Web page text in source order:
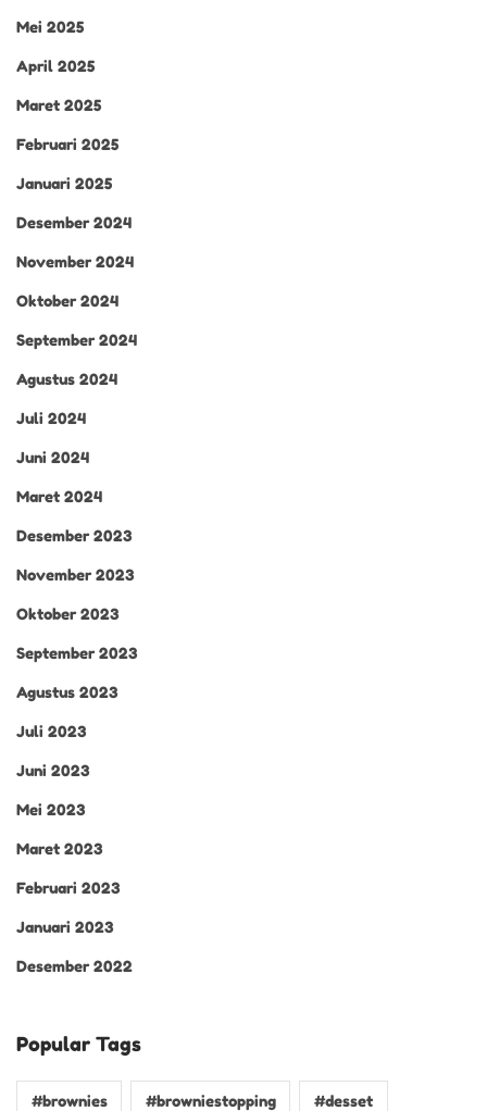
Mei 2025
April 2025
Maret 2025
Februari 2025
Januari 2025
Desember 2024
November 2024
Oktober 2024
September 2024
Agustus 2024
Juli 2024
Juni 2024
Maret 2024
Desember 2023
November 2023
Oktober 2023
September 2023
Agustus 2023
Juli 2023
Juni 2023
Mei 2023
Maret 2023
Februari 2023
Januari 2023
Desember 2022
Popular Tags
#brownies #browniestopping #desset